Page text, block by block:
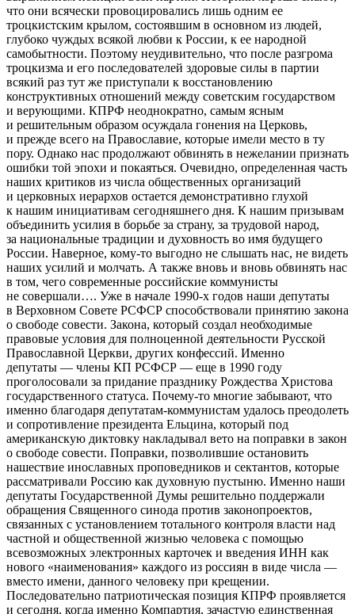
что они всячески провоцировались лишь одним ее
троцкистским крылом, состоявшим в основном из людей,
глубоко чуждых всякой любви к России, к ее народной
самобытности. Поэтому неудивительно, что после разгрома
троцкизма и его последователей здоровые силы в партии
всякий раз тут же приступали к восстановлению
конструктивных отношений между советским государством
и верующими. КПРФ неоднократно, самым ясным
и решительным образом осуждала гонения на Церковь,
и прежде всего на Православие, которые имели место в ту
пору. Однако нас продолжают обвинять в нежелании признать
ошибки той эпохи и покаяться. Очевидно, определенная часть
наших критиков из числа общественных организаций
и церковных иерархов остается демонстративно глухой
к нашим инициативам сегодняшнего дня. К нашим призывам
объединить усилия в борьбе за страну, за трудовой народ,
за национальные традиции и духовность во имя будущего
России. Наверное, кому-то выгодно не слышать нас, не видеть
наших усилий и молчать. А также вновь и вновь обвинять нас
в том, чего современные российские коммунисты
не совершали…. Уже в начале 1990-х годов наши депутаты
в Верховном Совете РСФСР способствовали принятию закона
о свободе совести. Закона, который создал необходимые
правовые условия для полноценной деятельности Русской
Православной Церкви, других конфессий. Именно
депутаты — члены КП РСФСР — еще в 1990 году
проголосовали за придание празднику Рождества Христова
государственного статуса. Почему-то многие забывают, что
именно благодаря депутатам-коммунистам удалось преодолеть
и сопротивление президента Ельцина, который под
американскую диктовку накладывал вето на поправки в закон
о свободе совести. Поправки, позволившие остановить
нашествие инославных проповедников и сектантов, которые
рассматривали Россию как духовную пустыню. Именно наши
депутаты Государственной Думы решительно поддержали
обращения Священного синода против законопроектов,
связанных с установлением тотального контроля власти над
частной и общественной жизнью человека с помощью
всевозможных электронных карточек и введения ИНН как
нового «наименования» каждого из россиян в виде числа —
вместо имени, данного человеку при крещении.
Последовательно патриотическая позиция КПРФ проявляется
и сегодня, когда именно Компартия, зачастую единственная